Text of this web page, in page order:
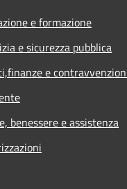
e formazione
e sicurezza pubblica
e
benessere e assistenza